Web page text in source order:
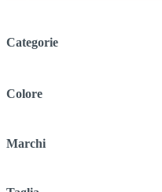
Categorie
Colore
Marchi